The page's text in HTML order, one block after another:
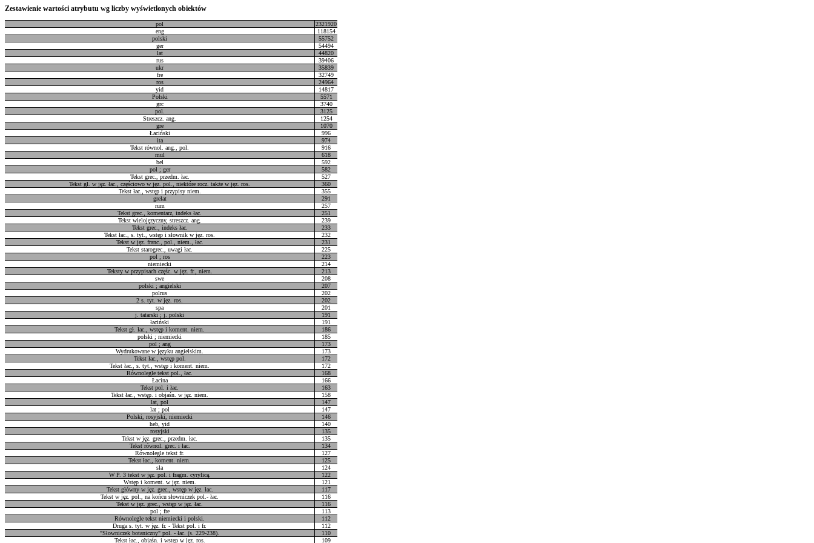
Zestawienie wartości atrybutu wg liczby wyświetlonych obiektów
pol
2321920
eng
118154
polski
55752
ger
54494
lat
44820
rus
39406
ukr
35839
fre
32749
ros
24964
yid
14817
Polski
5571
grc
3740
pol.
3125
Streszcz. ang.
1254
gre
1070
Łaciński
996
ita
974
Tekst równol. ang., pol.
916
mul
618
bel
592
pol ; ger
582
Tekst grec., przedm. łac.
527
Tekst gł. w jęz. łac., częściowo w jęz. pol., niektóre rocz. także w jęz. ros.
360
Tekst łac., wstęp i przypisy niem.
355
grelat
291
rum
257
Tekst grec., komentarz, indeks łac.
251
Tekst wielojęzyczny, streszcz. ang.
239
Tekst grec., indeks łac.
233
Tekst łac., s. tyt., wstęp i słownik w jęz. ros.
232
Tekst w jęz. franc., pol., niem., łac.
231
Tekst starogrec., uwagi łac.
225
pol ; ros
223
niemiecki
214
Teksty w przypisach częśc. w jęz. fr., niem.
213
swe
208
polski ; angielski
207
polrus
202
2 s. tyt. w jęz. ros.
202
spa
201
j. tatarski ; j. polski
191
łaciński
191
Tekst gł. łac., wstęp i koment. niem.
186
polski ; niemiecki
185
pol ; ang
173
Wydrukowane w języku angielskim.
173
Tekst łac., wstęp pol.
172
Tekst łac., s. tyt., wstęp i koment. niem.
172
Równolegle tekst pol., łac.
168
Łacina
166
Tekst pol. i łac.
163
Tekst łac., wstęp. i objaśn. w jęz. niem.
158
lat, pol
147
lat ; pol
147
Polski, rosyjski, niemiecki
146
heb, yid
140
rosyjski
135
Tekst w jęz. grec., przedm. łac.
135
Tekst równol. grec. i łac.
134
Równolegle tekst fr.
127
Tekst łac., koment. niem.
125
sla
124
W P. 3 tekst w jęz. pol. i fragm. cyrylicą.
122
Wstęp i koment. w jęz. niem.
121
Tekst główny w jęz. grec., wstęp w jęz. łac.
117
Tekst w jęz. pol., na końcu słowniczek pol.- łac.
116
Tekst w jęz. grec., wstęp w jęz. łac.
116
pol ; fre
113
Równolegle tekst niemiecki i polski.
112
Druga s. tyt. w jęz. fr. - Tekst pol. i fr.
112
"Słowniczek botaniczny" pol. - łac. (s. 229-238).
110
Tekst łac., objaśn. i wstęp w jęz. ros.
109